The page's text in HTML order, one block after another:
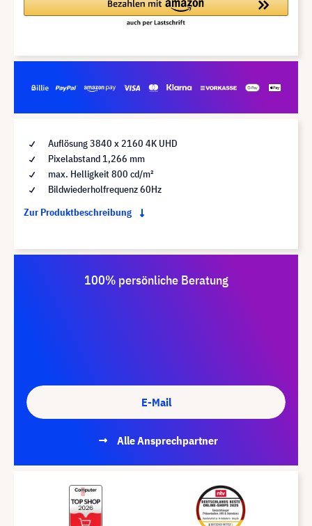
Auflösung 3840 x 2160 4K UHD
Pixelabstand 1,266 mm
max. Helligkeit 800 cd/m²
Bildwiederholfrequenz 60Hz
Zur Produktbeschreibung
100% persönliche Beratung
E-Mail
Alle Ansprechpartner